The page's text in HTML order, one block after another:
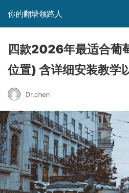
你的翻墙领路人
四款2026年最适合葡
位置) 含详细安装教学
Dr.chen